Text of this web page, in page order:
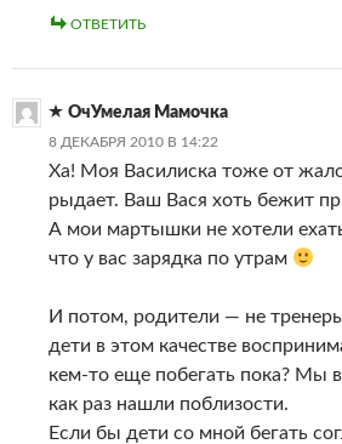
ОТВЕТИТЬ
ОчУмелая Мамочка
8 ДЕКАБРЯ 2010 В 14:22
Ха! Моя Василиска тоже от
рыдает. Ваш Вася хоть бежит
А мои мартышки не хотели
что у вас зарядка по утрам
И потом, родители — не
дети в этом качестве
кем-то еще побегать пока? Мы
как раз нашли поблизости.
Если бы дети со мной бегать